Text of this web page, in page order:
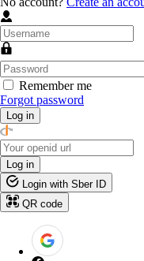
Remember me
Forgot password
Log in
Log in
Login with Sber ID
QR code